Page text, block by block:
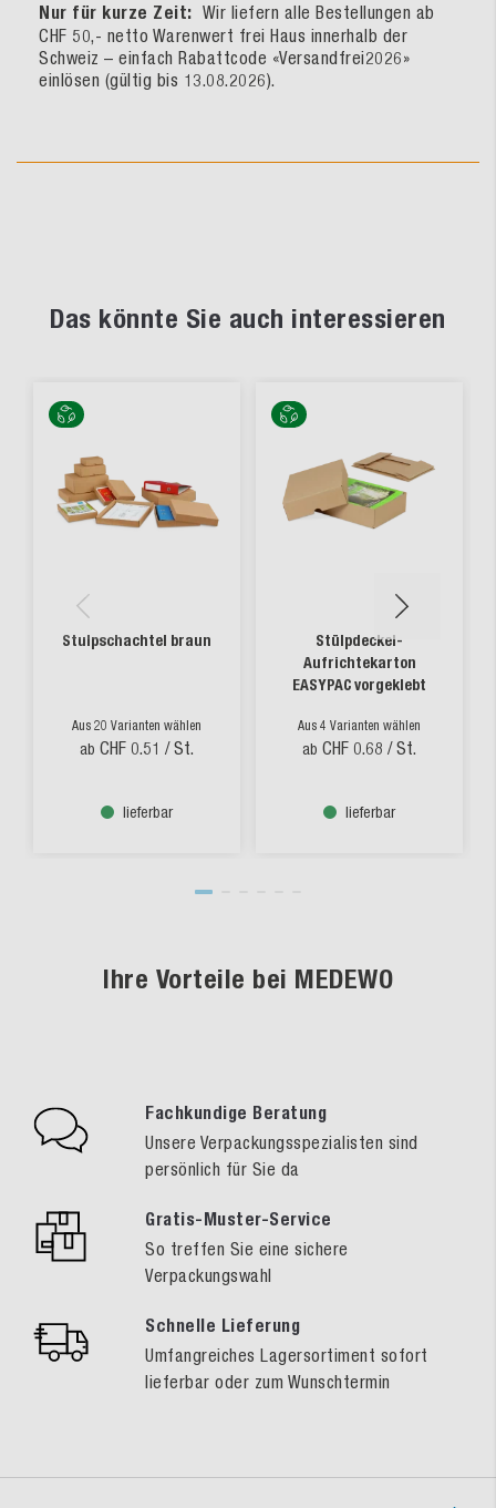
Nur für kurze Zeit: Wir liefern alle Bestellungen ab
CHF 50,- netto Warenwert frei Haus innerhalb der
Schweiz – einfach Rabattcode «Versandfrei2026»
einlösen (gültig bis 13.08.2026).
Das könnte Sie auch interessieren
Stulpschachtel braun
Aus 20 Varianten wählen
ab CHF 0.51 / St.
lieferbar
Stülpdeckel-
Aufrichtekarton
EASYPAC vorgeklebt
Aus 4 Varianten wählen
ab CHF 0.68 / St.
lieferbar
Ihre Vorteile bei MEDEWO
Fachkundige Beratung
Unsere Verpackungsspezialisten sind
persönlich für Sie da
Gratis-Muster-Service
So treffen Sie eine sichere
Verpackungswahl
Schnelle Lieferung
Umfangreiches Lagersortiment sofort
lieferbar oder zum Wunschtermin